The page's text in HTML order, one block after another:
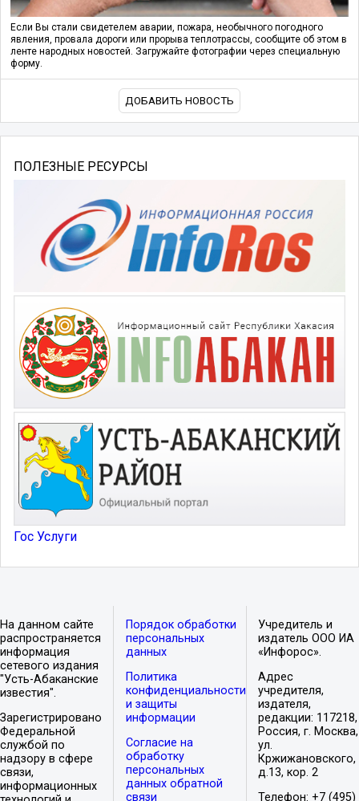
Если Вы стали свидетелем аварии, пожара, необычного погодного
явления, провала дороги или прорыва теплотрассы, сообщите об этом в
ленте народных новостей. Загружайте фотографии через специальную
форму.
ДОБАВИТЬ НОВОСТЬ
ПОЛЕЗНЫЕ РЕСУРСЫ
Гос Услуги
На данном сайте
распространяется
информация
сетевого издания
"Усть-Абаканские
известия".
Зарегистрировано
Федеральной
службой по
надзору в сфере
связи,
информационных
Порядок обработки
персональных
данных
Политика
конфиденциальности
и защиты
информации
Согласие на
обработку
персональных
данных обратной
связи
Учредитель и
издатель ООО ИА
«Инфорос».
Адрес
учредителя,
издателя,
редакции: 117218,
Россия, г. Москва,
ул.
Кржижановского,
д.13, кор. 2
Телефон: +7 (495)